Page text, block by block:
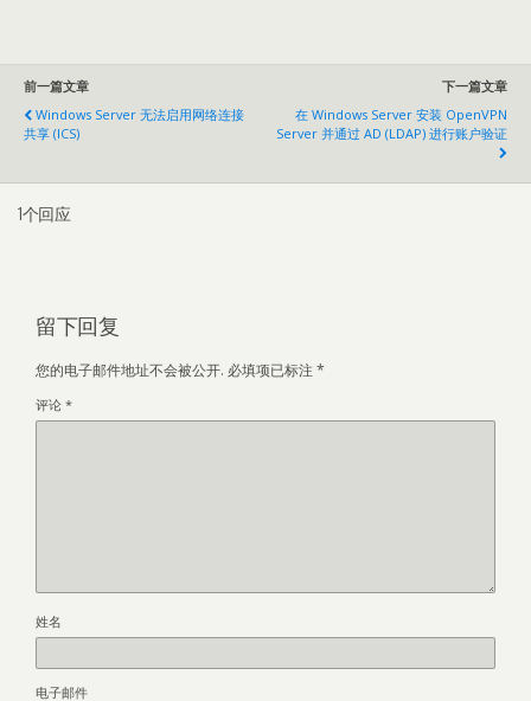
前一篇文章
Windows Server 无法启用网络连接
共享 (ICS)
下一篇文章
在 Windows Server 安装 OpenVPN
Server 并通过 AD (LDAP) 进行账户验证
1个回应
留下回复
您的电子邮件地址不会被公开. 必填项已标注 *
评论 *
姓名
电子邮件